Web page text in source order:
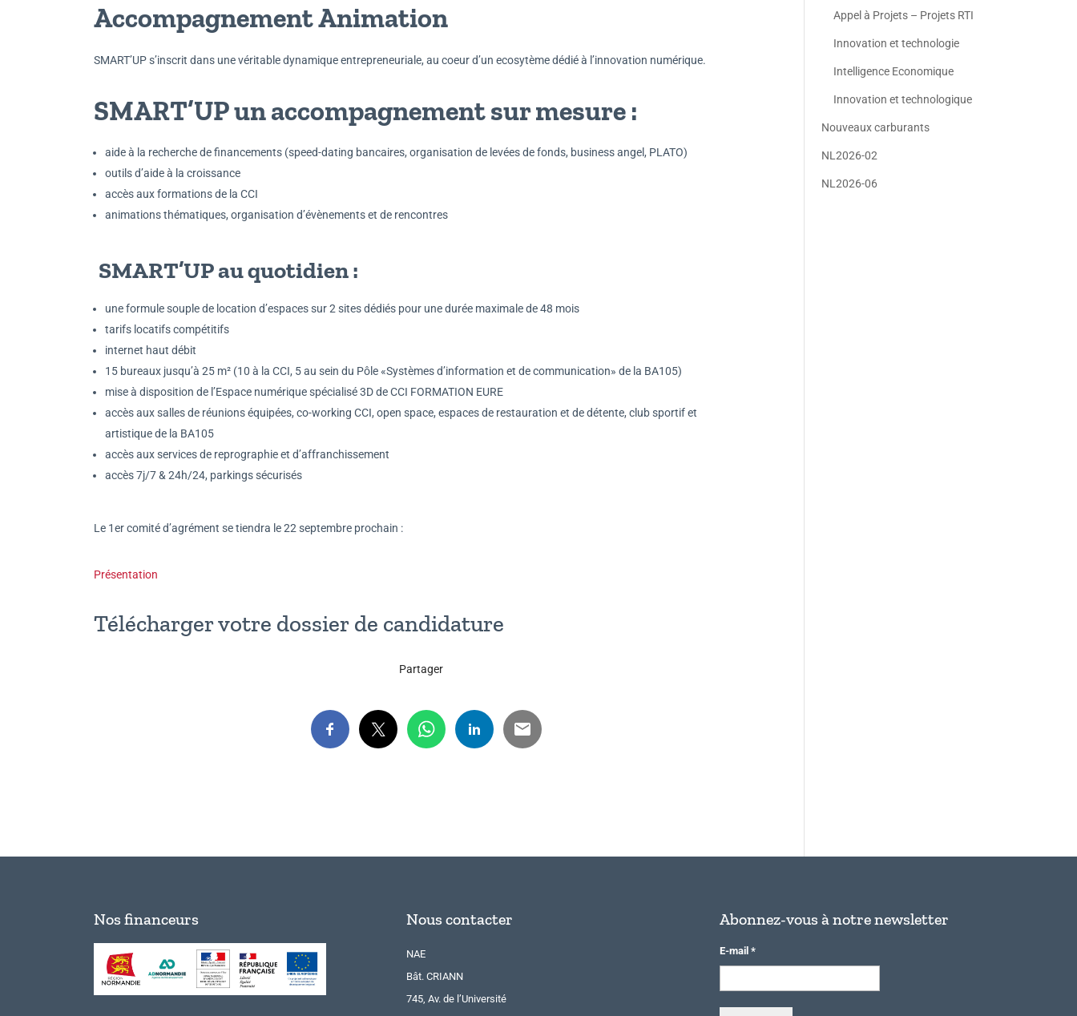
Accompagnement Animation
SMART’UP s’inscrit dans une véritable dynamique entrepreneuriale, au coeur d’un ecosytème dédié à l’innovation numérique.
SMART’UP un accompagnement sur mesure :
aide à la recherche de financements (speed-dating bancaires, organisation de levées de fonds, business angel, PLATO)
outils d’aide à la croissance
accès aux formations de la CCI
animations thématiques, organisation d’évènements et de rencontres
SMART’UP au quotidien :
une formule souple de location d’espaces sur 2 sites dédiés pour une durée maximale de 48 mois
tarifs locatifs compétitifs
internet haut débit
15 bureaux jusqu’à 25 m² (10 à la CCI, 5 au sein du Pôle «Systèmes d’information et de communication» de la BA105)
mise à disposition de l’Espace numérique spécialisé 3D de CCI FORMATION EURE
accès aux salles de réunions équipées, co-working CCI, open space, espaces de restauration et de détente, club sportif et
artistique de la BA105
accès aux services de reprographie et d’affranchissement
accès 7j/7 & 24h/24, parkings sécurisés
Le 1er comité d’agrément se tiendra le 22 septembre prochain :
Présentation
Télécharger votre dossier de candidature
Partager
Appel à Projets – Projets RTI
Innovation et technologie
Intelligence Economique
Innovation et technologique
Nouveaux carburants
NL2026-02
NL2026-06
Nos financeurs Nous contacter
NAE
Bât. CRIANN
745, Av. de l’Université
Abonnez-vous à notre newsletter
E-mail *